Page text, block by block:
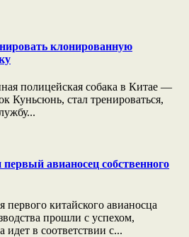
клонированную
полицейская собака в Китае —
Куньсюнь, стал тренироваться,
авианосец собственного
китайского авианосца
прошли с успехом,
идет в соответствии с...